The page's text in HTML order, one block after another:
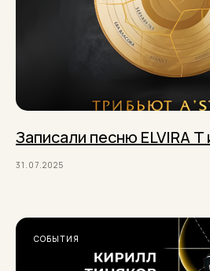
Записали песню ELVIRA T
31.07.2025
СОБЫТИЯ